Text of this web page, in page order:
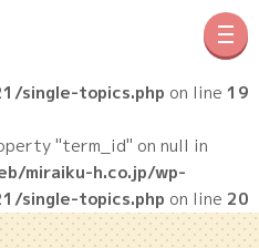
メニ
in
/home/users/1/miraiku-
single-topics.php on line 19
"term_id" on null in
miraiku-h.co.jp/wp-
single-topics.php on line 20